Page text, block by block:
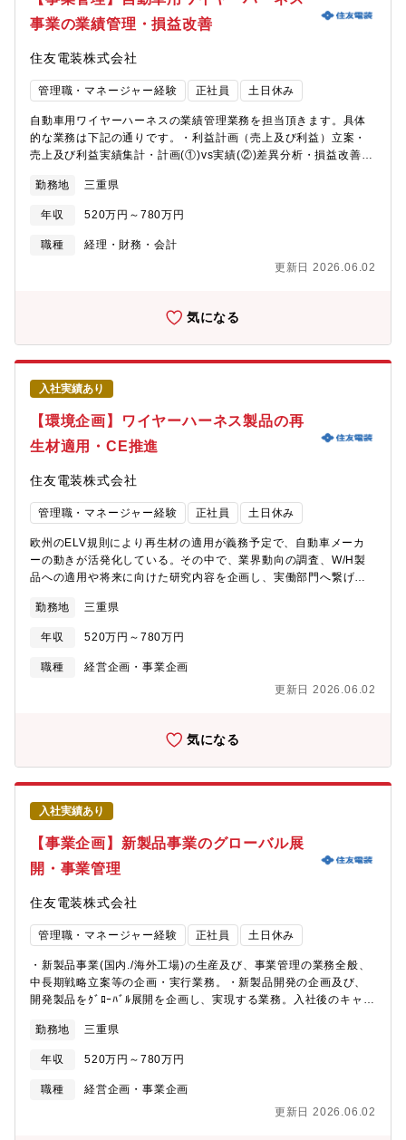
事業の業績管理・損益改善
住友電装株式会社
管理職・マネージャー経験 正社員 土日休み
自動車用ワイヤーハーネスの業績管理業務を担当頂きます。具体
的な業務は下記の通りです。・利益計画（売上及び利益）立案・
売上及び利益実績集計・計画(①)vs実績(②)差異分析・損益改善活
理・損益/設備投資取り纏め、資金手当てサポート、事業採算性計
算入社後のキャリアイメージ 入社後1年間は事業管理業務の基礎
（利益計画立案・実績集計・計画vs差異分析業務）を指導者と共
に行って頂きます。2年目以降は上長や先輩の指導の下、関係部門
将来は事業管理推進者として、海外拠点駐在のチャンスもありま
た今後の変動が大きく、電動化製品を扱う当部門にとってはビジ
ネス拡大の絶好の機会となっております。海外まで視野を広げ、
活動主体である事業部門を売上・収益などの数字面で支援する中
で、資料作成や関係部門との折衝などのビジネススキルアップが
望めます。
勤務地 三重県
年収 520万円～780万円
職種
経理・財務・会計
更新日 2026.06.02
気になる
入社実績あり
【環境企画】ワイヤーハーネス製品の再
生材適用・CE推進
住友電装株式会社
管理職・マネージャー経験 正社員 土日休み
欧州のELV規則により再生材の適用が義務予定で、自動車メーカ
ーの動きが活発化している。その中で、業界動向の調査、W/H製
品への適用や将来に向けた研究内容を企画し、実働部門へ繋げて
心に多くの自動車メーカーに関わり、W/Hの再生材適用の方針決
めから達成まで携わることができます。将来、住友グループのCE
活動を推進出来るキーマンに育成していきます。採用背景・ＰＲ
情報 欧州のELV規則により再生材の適用は会社にとって急務であ
する社会ニーズも高まる中、会社のイメージアップにも貢献でき
勤務地 三重県
年収 520万円～780万円
職種
経営企画・事業企画
更新日 2026.06.02
気になる
入社実績あり
【事業企画】新製品事業のグローバル展
開・事業管理
住友電装株式会社
管理職・マネージャー経験 正社員 土日休み
・新製品事業(国内./海外工場)の生産及び、事業管理の業務全般、
中長期戦略立案等の企画・実行業務。・新製品開発の企画及び、
開発製品をｸﾞﾛｰﾊﾞﾙ展開を企画し、実現する業務。入社後のキャリ
期の事業計画・ｺｽﾄ低減立案に参画・新製品に関連するﾌﾟﾛｼﾞｪｸﾄに
参画。【入社2年目以降】・担当関係会社の年次事業管理を主
担 ・中期的事業課題の発見と施策の検討採用背景・ＰＲ情報
100年に1度の変革期と言われる自動車産業において、国内・海外
行の強化が急務となっている。将来は、新拠点の立地企画～立上
勤務地 三重県
年収 520万円～780万円
職種
経営企画・事業企画
更新日 2026.06.02